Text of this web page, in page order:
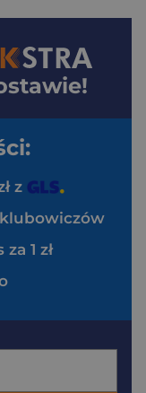
z
1 zł